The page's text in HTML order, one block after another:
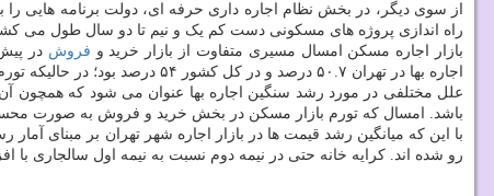
از سوی دیگر، در بخش نظام اجاره داری حرفه ای، دولت برنامه
راه اندازی پروژه های مسکونی دست کم یک و نیم تا دو سال طول می
بازار اجاره مسکن امسال مسیری متفاوت از بازار خرید و فروش
اجاره بها در تهران ۵۰.۷ درصد و در کل کشور ۵۴ درصد بود؛ در حالیکه تورم نقطه به نقطه مسکن در تهران ۲۰.۳ درصد بود که نشان داده است اجاره بها ۳۰.۴ درصد از تورم مسکن پیشی گرفته است.
باشد. امسال که تورم بازار مسکن در بخش خرید و فروش به صورت محسوسی کاسته شده و از ۹۹ درصد در سال قبل به حدود ۲۰ درصد رسیده، فضا به شکلی
رو شده اند. کرایه خانه حتی در نیمه دوم نسبت به نیمه اول سالجاری